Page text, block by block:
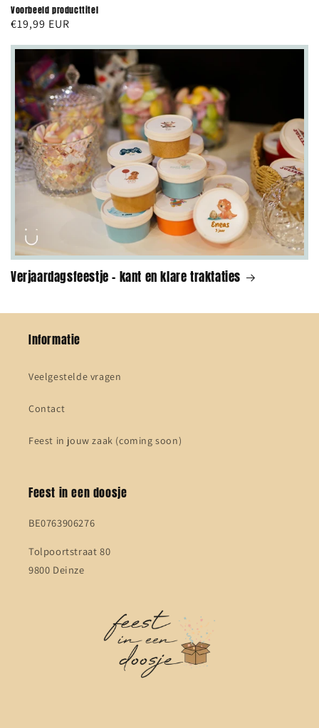
Voorbeeld producttitel
Normale
€19,99 EUR
Verjaardagsfeestje - kant en klare traktaties
Informatie
Veelgestelde vragen
Contact
Feest in jouw zaak (coming soon)
Feest in een doosje
BE0763906276
Tolpoortstraat 80
9800 Deinze